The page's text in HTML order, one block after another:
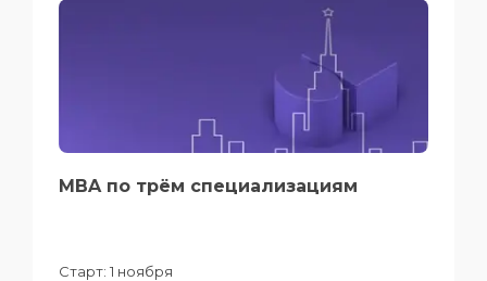
MBA по трём специализациям
Старт: 1 ноября